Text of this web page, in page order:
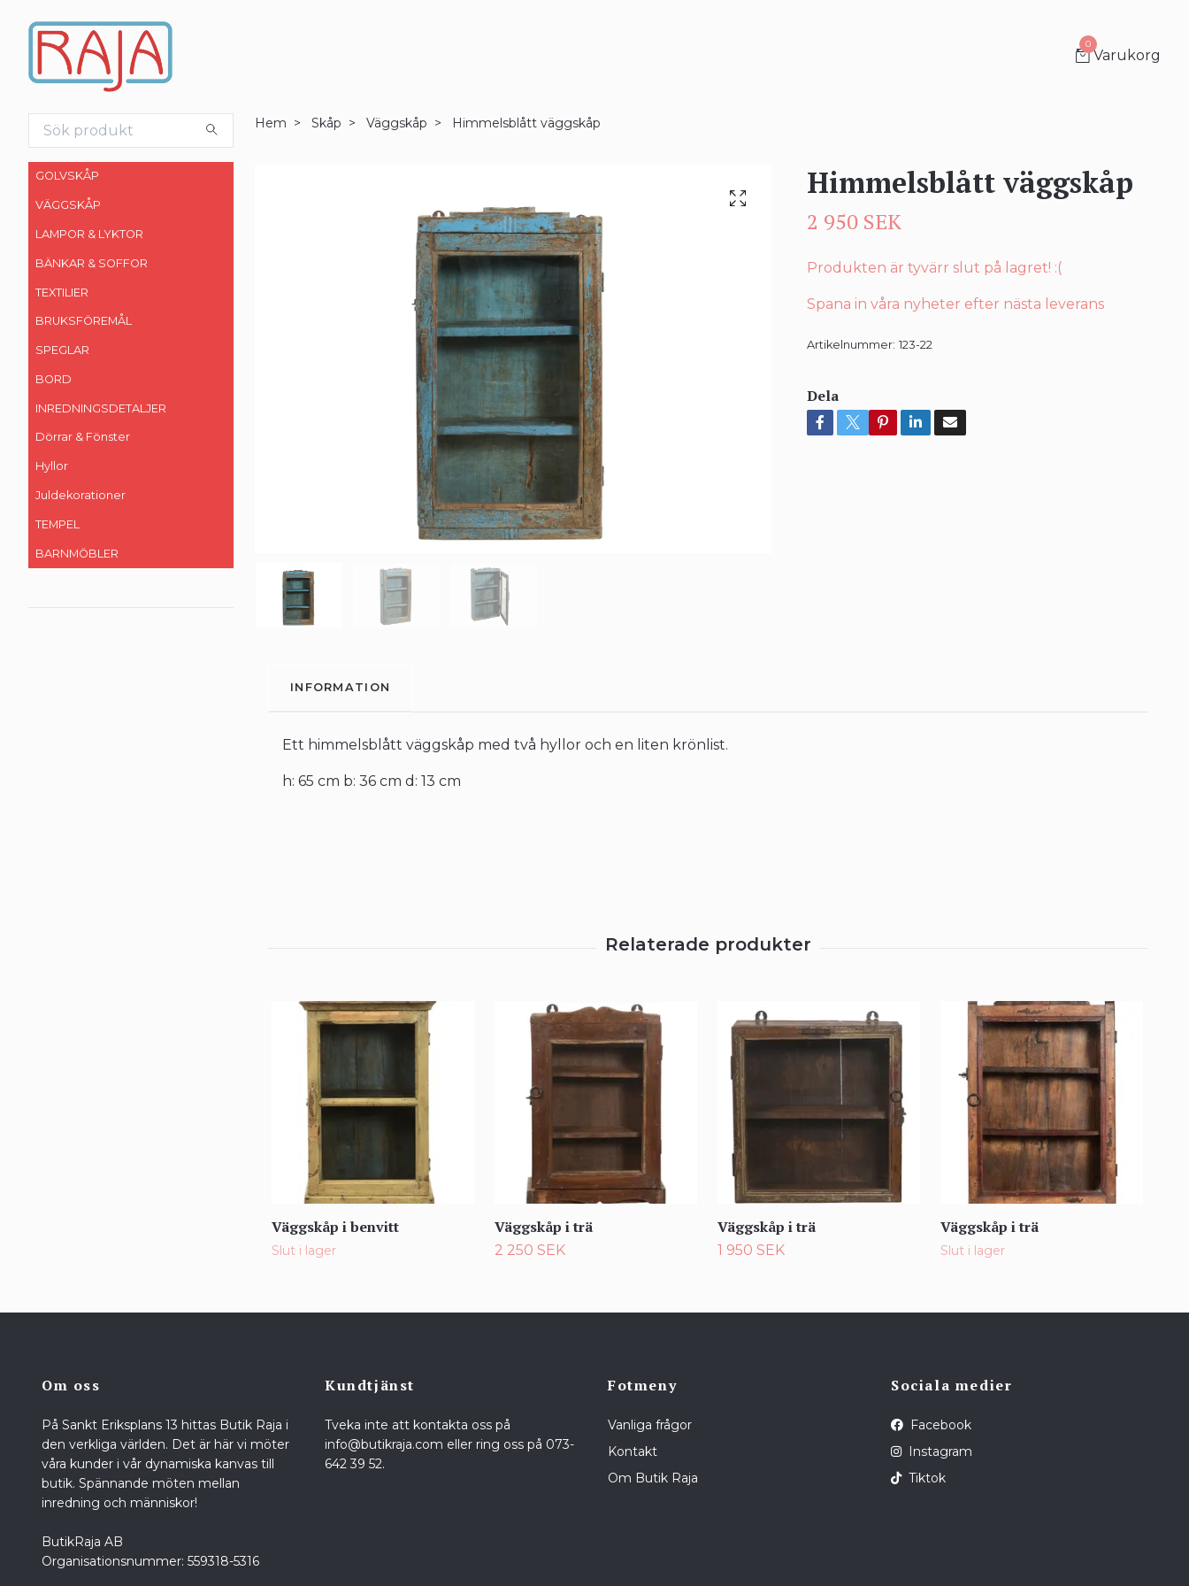
0
Varukorg
GOLVSKÅP
VÄGGSKÅP
LAMPOR & LYKTOR
BÄNKAR & SOFFOR
TEXTILIER
BRUKSFÖREMÅL
SPEGLAR
BORD
INREDNINGSDETALJER
Dörrar & Fönster
Hyllor
Juldekorationer
TEMPEL
BARNMÖBLER
Hem Skåp Väggskåp Himmelsblått väggskåp
Himmelsblått väggskåp
2 950 SEK
Produkten är tyvärr slut på lagret! :(
Spana in våra nyheter efter nästa leverans
Artikelnummer: 123-22
Dela
INFORMATION
Ett himmelsblått väggskåp med två hyllor och en liten krönlist.
h: 65 cm b: 36 cm d: 13 cm
Väggskåp i benvitt
Slut i lager
Väggskåp i trä
2 250 SEK
Väggskåp i trä
1 950 SEK
Väggskåp i trä
Slut i lager
Om oss
På Sankt Eriksplans 13 hittas Butik Raja i
den verkliga världen. Det är här vi möter
våra kunder i vår dynamiska kanvas till
butik. Spännande möten mellan
inredning och människor!
ButikRaja AB
Organisationsnummer: 559318-5316
Kundtjänst
Tveka inte att kontakta oss på
info@butikraja.com eller ring oss på 073-
642 39 52.
Fotmeny
Vanliga frågor
Kontakt
Om Butik Raja
Sociala medier
Facebook
Instagram
Tiktok